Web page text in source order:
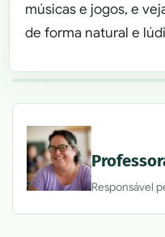
músicas e jogos, e
de forma natural e
Responsável